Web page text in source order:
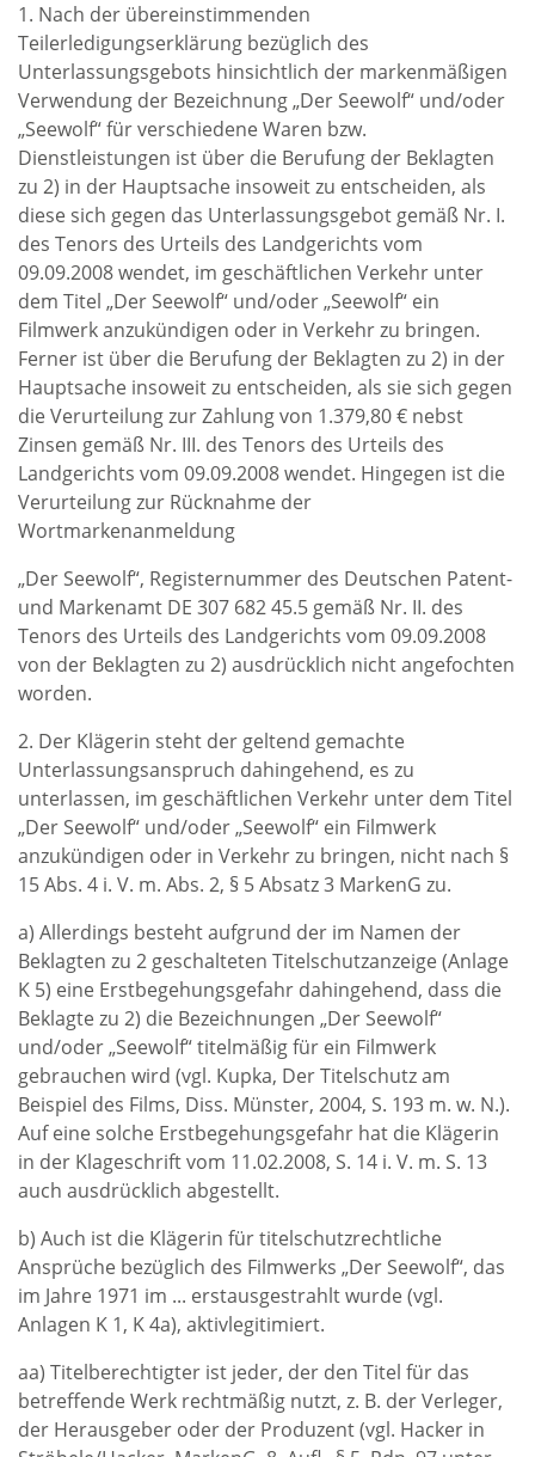
1. Nach der übereinstimmenden
Teilerledigungserklärung bezüglich des
Unterlassungsgebots hinsichtlich der markenmäßigen
Verwendung der Bezeichnung „Der Seewolf“ und/oder
„Seewolf“ für verschiedene Waren bzw.
Dienstleistungen ist über die Berufung der Beklagten
zu 2) in der Hauptsache insoweit zu entscheiden, als
diese sich gegen das Unterlassungsgebot gemäß Nr. I.
des Tenors des Urteils des Landgerichts vom
09.09.2008 wendet, im geschäftlichen Verkehr unter
dem Titel „Der Seewolf“ und/oder „Seewolf“ ein
Filmwerk anzukündigen oder in Verkehr zu bringen.
Ferner ist über die Berufung der Beklagten zu 2) in der
Hauptsache insoweit zu entscheiden, als sie sich gegen
die Verurteilung zur Zahlung von 1.379,80 € nebst
Zinsen gemäß Nr. III. des Tenors des Urteils des
Landgerichts vom 09.09.2008 wendet. Hingegen ist die
Verurteilung zur Rücknahme der
Wortmarkenanmeldung
„Der Seewolf“, Registernummer des Deutschen Patent-
und Markenamt DE 307 682 45.5 gemäß Nr. II. des
Tenors des Urteils des Landgerichts vom 09.09.2008
von der Beklagten zu 2) ausdrücklich nicht angefochten
worden.
2. Der Klägerin steht der geltend gemachte
Unterlassungsanspruch dahingehend, es zu
unterlassen, im geschäftlichen Verkehr unter dem Titel
„Der Seewolf“ und/oder „Seewolf“ ein Filmwerk
anzukündigen oder in Verkehr zu bringen, nicht nach §
15 Abs. 4 i. V. m. Abs. 2, § 5 Absatz 3 MarkenG zu.
a) Allerdings besteht aufgrund der im Namen der
Beklagten zu 2 geschalteten Titelschutzanzeige (Anlage
K 5) eine Erstbegehungsgefahr dahingehend, dass die
Beklagte zu 2) die Bezeichnungen „Der Seewolf“
und/oder „Seewolf“ titelmäßig für ein Filmwerk
gebrauchen wird (vgl. Kupka, Der Titelschutz am
Beispiel des Films, Diss. Münster, 2004, S. 193 m. w. N.).
Auf eine solche Erstbegehungsgefahr hat die Klägerin
in der Klageschrift vom 11.02.2008, S. 14 i. V. m. S. 13
auch ausdrücklich abgestellt.
b) Auch ist die Klägerin für titelschutzrechtliche
Ansprüche bezüglich des Filmwerks „Der Seewolf“, das
im Jahre 1971 im ... erstausgestrahlt wurde (vgl.
Anlagen K 1, K 4a), aktivlegitimiert.
aa) Titelberechtigter ist jeder, der den Titel für das
betreffende Werk rechtmäßig nutzt, z. B. der Verleger,
der Herausgeber oder der Produzent (vgl. Hacker in